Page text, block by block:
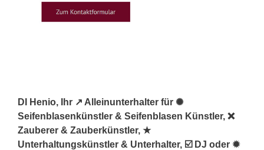
DI Henio, Ihr ↗️ Alleinunterhalter für ✺
Seifenblasenkünstler & Seifenblasen Künstler, ❌
Zauberer & Zauberkünstler, ★
Unterhaltungskünstler & Unterhalter, ☑️ DJ oder ✹